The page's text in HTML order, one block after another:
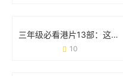
三年级必看港片13部：这波经典电影清单，你家娃看过几部？
10